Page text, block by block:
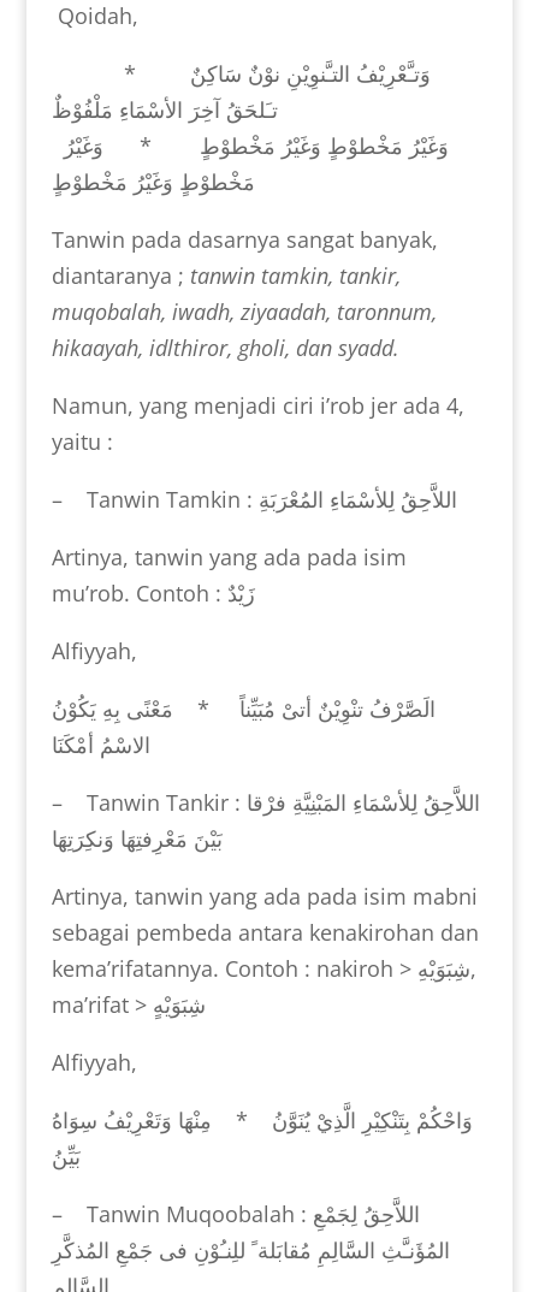
Qoidah,
وَتـَّعْرِيْفُ التـَّنوِيْنِ نوْنٌ سَاكِنٌ *
تـَلحَقُ آخِرَ الأسْمَاءِ مَلْفُوْظٌ
مَخْطوْطٍ وَغَيْرُ مَخْطوْطٍ
Tanwin pada dasarnya sangat banyak,
diantaranya ; tanwin tamkin, tankir,
muqobalah, iwadh, ziyaadah, taronnum,
hikaayah, idlthiror, gholi, dan syadd.
Namun, yang menjadi ciri i’rob jer ada 4,
yaitu :
– Tanwin Tamkin : اللاَّحِقُ لِلأسْمَاءِ المُعْرَبَةِ
Artinya, tanwin yang ada pada isim
mu’rob. Contoh : زَيْدٌ
Alfiyyah,
الَصَّرْفُ تنْوِيْنٌ أتىْ مُبَيِّناً * مَعْنًى بِهِ يَكُوْنُ
الاسْمُ أمْكَنَا
– Tanwin Tankir : اللاَّحِقُ لِلأسْمَاءِ المَبْنِيَّةِ فرْقا
بَيْنَ مَعْرِفتِهَا وَنكِرَتِهَا
Artinya, tanwin yang ada pada isim mabni
sebagai pembeda antara kenakirohan dan
kema’rifatannya. Contoh : nakiroh > شِبَوَيْهِ,
ma’rifat > شِبَوَيْهٍ
Alfiyyah,
وَاحْكُمْ بِتَنْكِيْرِ الَّذِيْ يُنَوَّنُ * مِنْهَا وَتَعْرِيْفُ سِوَاهُ
بَيِّنُ
– Tanwin Muqoobalah : اللاَّحِقُ لِجَمْعِ
المُؤَنـَّثِ السَّالِمِ مُقابَلة ً للِنـُوْنِ فى جَمْعِ المُذكَّرِ
السَّالِمِ